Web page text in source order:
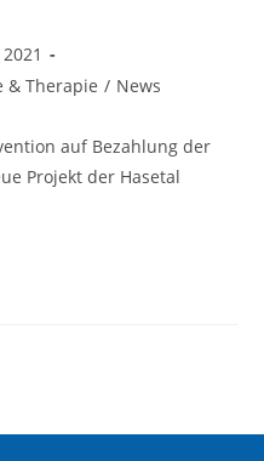
& Therapie / News
auf Bezahlung der
Projekt der Hasetal